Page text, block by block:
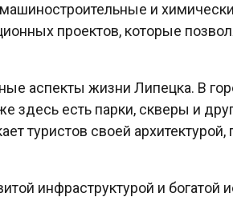
и
проектов, которые
аспекты жизни Липецка. В
здесь есть парки, скверы и
туристов своей
инфраструктурой и богатой